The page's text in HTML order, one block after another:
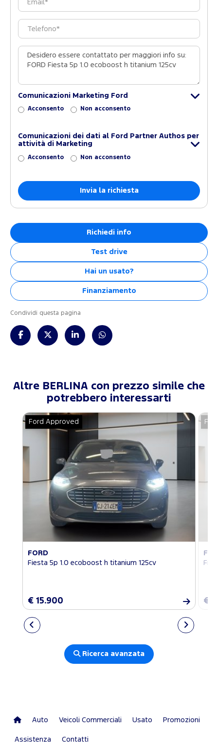
Comunicazioni Marketing Ford
Acconsento Non acconsento
Comunicazioni dei dati al Ford Partner Authos per
attività di Marketing
Acconsento Non acconsento
Richiedi info
Test drive
Hai un usato?
Finanziamento
Condividi questa pagina
Altre BERLINA con prezzo simile che
potrebbero interessarti
Ford Approved
FORD
Fiesta 5p 1.0 ecoboost h titanium 125cv
€ 15.900 €
Ricerca avanzata
Auto Veicoli Commerciali Usato Promozioni
Assistenza Contatti